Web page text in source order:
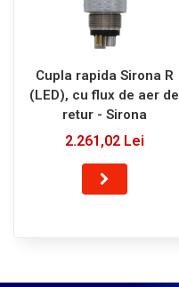
Cupla rapida Sirona R
(LED), cu flux de aer de
retur - Sirona
2.261,02 Lei